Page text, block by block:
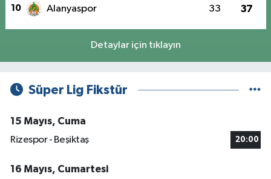
10 Alanyaspor 33 37
Detaylar için tıklayın
Süper Lig Fikstür
15 Mayıs, Cuma
Rizespor - Beşiktaş
20:00
16 Mayıs, Cumartesi